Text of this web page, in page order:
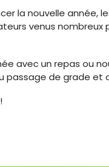
la nouvelle
venus nombreux
avec un repas ou
passage de grade et